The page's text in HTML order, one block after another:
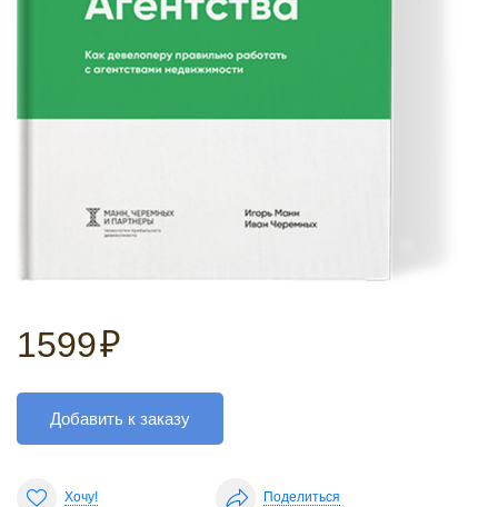
1599₽
Добавить к заказу
Хочу! Поделиться